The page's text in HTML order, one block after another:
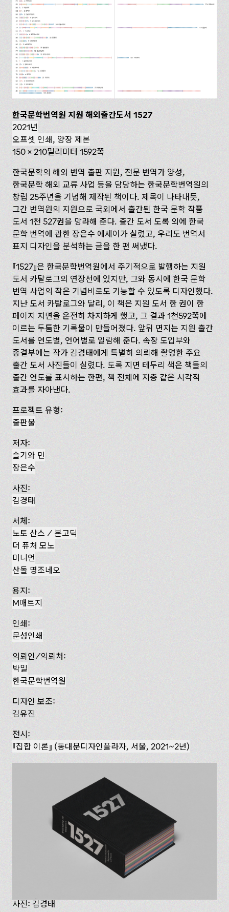
한국문학번역원 지원 해외출간도서 1527
2021년
오프셋 인쇄, 양장 제본
150 x 210밀리미터 1592쪽
한국문학의 해외 번역 출판 지원, 전문 번역가 양성,
한국문학 해외 교류 사업 등을 담당하는 한국문학번역원의
창립 25주년을 기념해 제작된 책이다. 제목이 나타내듯,
그간 번역원의 지원으로 국외에서 출간된 한국 문학 작품
도서 1천 527권을 망라해 준다. 출간 도서 도록 외에 한국
문학 번역에 관한 장은수 에세이가 실렸고, 우리도 번역서
표지 디자인을 분석하는 글을 한 편 써냈다.
1527 은 한국문학번역원에서 주기적으로 발행하는 지원
도서 카탈로그의 연장선에 있지만, 그와 동시에 한국 문학
번역 사업의 작은 기념비로도 기능할 수 있도록 디자인했다.
지난 도서 카탈로그와 달리, 이 책은 지원 도서 한 권이 한
페이지 지면을 온전히 차지하게 했고, 그 결과 1천592쪽에
이르는 두툼한 기록물이 만들어졌다. 앞뒤 면지는 지원 출간
도서를 연도별, 언어별로 일람해 준다. 속장 도입부와
종결부에는 작가 김경태에게 특별히 의뢰해 촬영한 주요
출간 도서 사진들이 실렸다. 도록 지면 테두리 색은 책들의
출간 연도를 표시하는 한편, 책 전체에 지층 같은 시각적
효과를 자아낸다.
프로젝트 유형:
출판물
저자:
슬기와 민
장은수
사진:
김경태
서체:
노토 산스 / 본고딕
더 퓨처 모노
미니언
산돌 명조네오
용지:
M매트지
인쇄:
문성인쇄
의뢰인/의뢰처:
박밀
한국문학번역원
디자인 보조:
김유진
전시:
집합 이론
(동대문디자인플라자, 서울, 2021~2년)
사진: 김경태